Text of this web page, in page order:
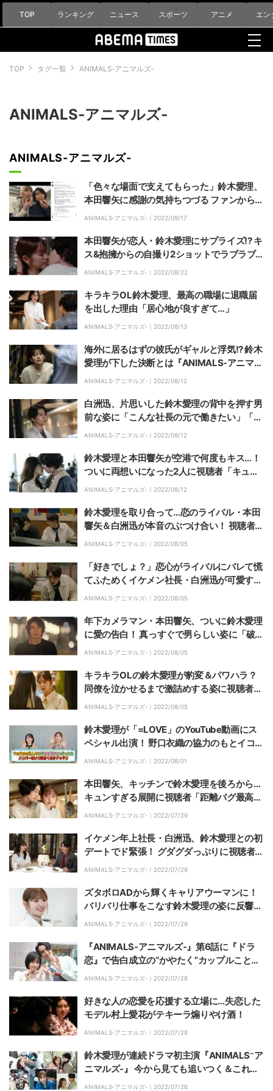
TOP ランキング ニュース スポーツ アニメ エン
TOP タグ一覧 ANIMALS‐アニマルズ‐
ANIMALS‐アニマルズ‐
ANIMALS‐アニマルズ‐
「色々な場面で支えてもらった」鈴木愛理、
本田響矢に感謝の気持ちつづる ファンから
「本当のカップルみたい」「ずっと2人ロ
ANIMALS‐アニマルズ‐｜ 2022/09/17
本田響矢が恋人・鈴木愛理にサプライズ!? キ
ス&抱擁からの自撮り2ショットでラブラブ
全開『ANIMALS‐アニマルズ‐』
ANIMALS‐アニマルズ‐｜ 2022/08/22
キラキラOL鈴木愛理、最高の職場に退職届
を出した理由「居心地が良すぎて…」
ANIMALS‐アニマルズ‐｜ 2022/08/13
海外に居るはずの彼氏がギャルと浮気!? 鈴木
愛理が下した決断とは『ANIMALS‐アニマル
ズ‐』
ANIMALS‐アニマルズ‐｜ 2022/08/12
白洲迅、片思いした鈴木愛理の背中を押す男
前な姿に「こんな社長の元で働きたい」「胸
に染みる」と反響『ANIMALS‐アニマル
ANIMALS‐アニマルズ‐｜ 2022/08/12
鈴木愛理と本田響矢が空港で何度もキス…！
ついに両想いになった2人に視聴者「キュン
キュンしすぎて叫んだ」「少女漫画かと思っ
ANIMALS‐アニマルズ‐｜ 2022/08/12
鈴木愛理を取り合って…恋のライバル・本田
響矢＆白洲迅が本音のぶつけ合い！ 視聴者
「どっちも人としてカッコいい」 ドラマ『A
ANIMALS‐アニマルズ‐｜ 2022/08/05
「好きでしょ？」恋心がライバルにバレて慌
てふためくイケメン社長・白洲迅が可愛すぎ
ると反響
ANIMALS‐アニマルズ‐｜ 2022/08/05
年下カメラマン・本田響矢、ついに鈴木愛理
に愛の告白！ 真っすぐで男らしい姿に「破壊
力すごい」「よく言った偉いぞ」と反響
ANIMALS‐アニマルズ‐｜ 2022/08/05
キラキラOLの鈴木愛理が豹変＆パワハラ？
同僚を泣かせるまで激詰めする姿に視聴者
「やめてお願い」「抱え込みすぎてるよ」
ANIMALS‐アニマルズ‐｜ 2022/08/05
鈴木愛理が「=LOVE」のYouTube動画にス
ペシャル出演！ 野口衣織の協力のもとイコラ
ブメンバーにドッキリ
ANIMALS‐アニマルズ‐｜ 2022/08/01
本田響矢、キッチンで鈴木愛理を後ろから…
キュンすぎる展開に視聴者「距離バグ最高」
「破壊力やばい」
ANIMALS‐アニマルズ‐｜ 2022/07/29
イケメン年上社長・白洲迅、鈴木愛理との初
デートでド緊張！ グダグダっぷりに視聴者
「この不器用さ好き」「かわいすぎる」
ANIMALS‐アニマルズ‐｜ 2022/07/29
ズタボロADから輝くキャリアウーマンに！
バリバリ仕事をこなす鈴木愛理の姿に反響
「恋愛と仕事のバランスが最高に良い」
ANIMALS‐アニマルズ‐｜ 2022/07/29
『ANIMALS‐アニマルズ‐』第6話に『ドラ
恋』で告白成立の“かやたく”カップルこと俳
優の中村加弥乃と永岡拓真がスペシャル出
ANIMALS‐アニマルズ‐｜ 2022/07/28
好きな人の恋愛を応援する立場に…失恋した
モデル村上愛花がテキーラ煽りやけ酒！
ANIMALS‐アニマルズ‐｜ 2022/07/28
鈴木愛理が連続ドラマ初主演『ANIMALS⁻ア
ニマルズ‐』 今から見ても追いつく＆これま
での振り返りまとめ
ANIMALS‐アニマルズ‐｜ 2022/07/26